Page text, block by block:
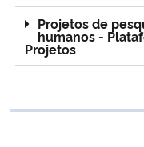
Ministério da Saúde
Projetos de
humanos -
Projetos